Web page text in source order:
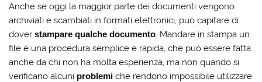
Anche se oggi la maggior parte dei documenti vengono
archiviati e scambiati in formati elettronici, può capitare di
doverstampare qualche documento. Mandare in stampa un
file è una procedura semplice e rapida, che può essere fatta
anche da chi non ha molta esperienza, ma non quando si
verificano alcuni problemiche rendono impossibile utilizzare